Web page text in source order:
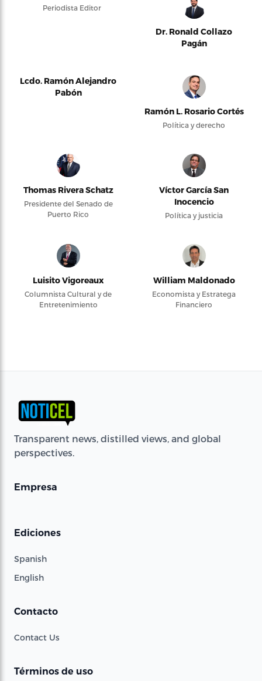
Periodista Editor
Dr. Ronald Collazo
Pagán
Lcdo. Ramón Alejandro
Pabón
Ramón L. Rosario Cortés
Política y derecho
Thomas Rivera Schatz
Presidente del Senado de
Puerto Rico
Víctor García San
Inocencio
Política y justicia
Luisito Vigoreaux
Columnista Cultural y de
Entretenimiento
William Maldonado
Economista y Estratega
Financiero
Transparent news, distilled views, and global
perspectives.
Empresa
Ediciones
Spanish
English
Contacto
Contact Us
Términos de uso